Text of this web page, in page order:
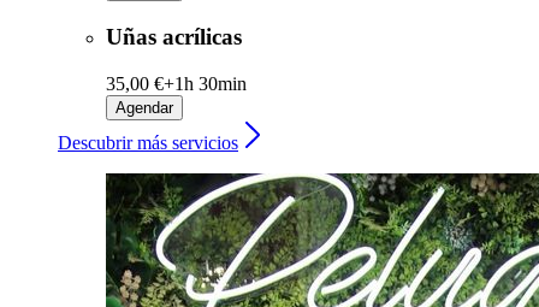
Uñas acrílicas
35,00 €+1h 30min
Agendar
Descubrir más servicios